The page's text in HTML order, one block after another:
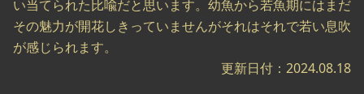
い当てられた比喩だと思います。幼魚から若魚期にはまだ
その魅力が開花しきっていませんがそれはそれで若い息吹
が感じられます。
更新日付：2024.08.18